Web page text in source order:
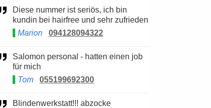
Diese nummer ist seriös, ich bin
kundin bei hairfree und sehr zufrieden
Marion
094128094322
Salomon personal - hatten einen job
für mich
Tom
055199692300
Blindenwerkstatt!!! abzocke